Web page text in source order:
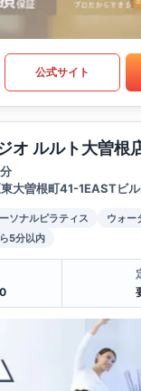
公式サイト
オ ルルト大曽根
大曽根町41-1EASTビ
ソナルピラティス
ウォー
5分以内